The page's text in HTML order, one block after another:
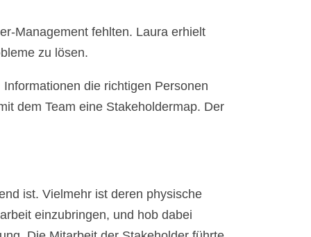
Management fehlten. Laura erhielt
zu lösen.
die richtigen Personen
dem Team eine Stakeholdermap. Der
ist. Vielmehr ist deren physische
einzubringen, und hob dabei